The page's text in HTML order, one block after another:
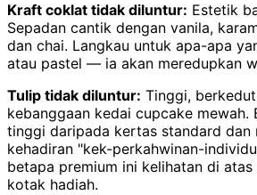
Kraft coklat tidak diluntur: Estetik
Sepadan cantik dengan vanila,
dan chai. Langkau untuk apa-apa
atau pastel — ia akan meredupkan
Tulip tidak diluntur: Tinggi,
kebanggaan kedai cupcake mewah.
tinggi daripada kertas standard dan
kehadiran "kek-perkahwinan-
betapa premium ini kelihatan di
kotak hadiah.